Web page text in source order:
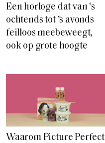
Een horloge dat van ‘s
ochtends tot ‘s avonds
feilloos meebeweegt,
ook op grote hoogte
Waarom Picture Perfect